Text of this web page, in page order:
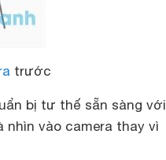
trước
bị tư thế sẵn sàng với
vào camera thay vì